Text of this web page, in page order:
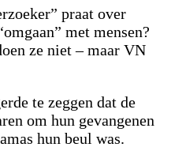
praat over
met mensen?
ze niet – maar VN
te zeggen dat de
om hun gevangenen
hun beul was.